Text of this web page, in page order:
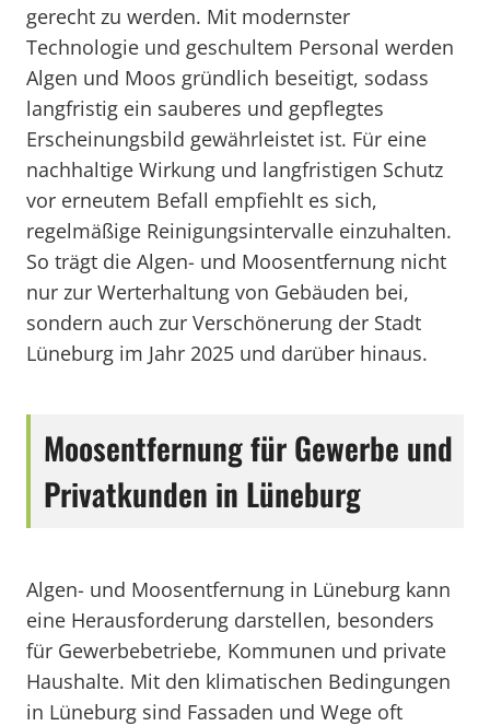
gerecht zu werden. Mit modernster
Technologie und geschultem Personal werden
Algen und Moos gründlich beseitigt, sodass
langfristig ein sauberes und gepflegtes
Erscheinungsbild gewährleistet ist. Für eine
nachhaltige Wirkung und langfristigen Schutz
vor erneutem Befall empfiehlt es sich,
regelmäßige Reinigungsintervalle einzuhalten.
So trägt die Algen- und Moosentfernung nicht
nur zur Werterhaltung von Gebäuden bei,
sondern auch zur Verschönerung der Stadt
Lüneburg im Jahr 2025 und darüber hinaus.
Moosentfernung für Gewerbe und
Privatkunden in Lüneburg
Algen- und Moosentfernung in Lüneburg kann
eine Herausforderung darstellen, besonders
für Gewerbebetriebe, Kommunen und private
Haushalte. Mit den klimatischen Bedingungen
in Lüneburg sind Fassaden und Wege oft